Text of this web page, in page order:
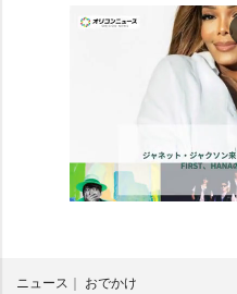
ニュース おでかけ